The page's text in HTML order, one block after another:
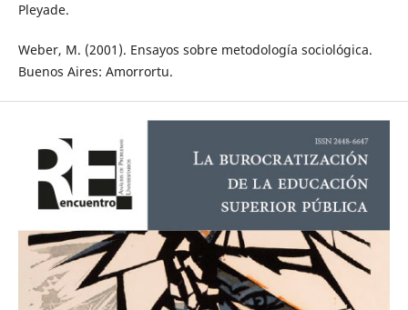
Pleyade.
Weber, M. (2001). Ensayos sobre metodología sociológica.
Buenos Aires: Amorrortu.